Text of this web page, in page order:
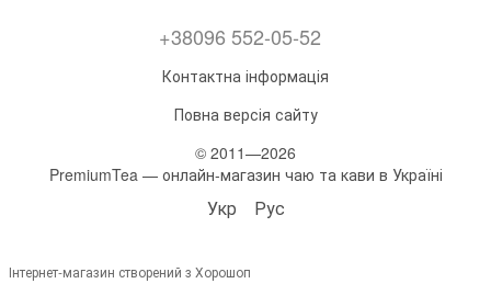
+38096 552-05-52
Контактна інформація
Повна версія сайту
© 2011—2026
PremiumTea — онлайн-магазин чаю та кави в Україні
Укр Рус
Інтернет-магазин створений з Хорошоп